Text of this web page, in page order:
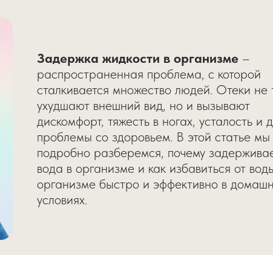
Задержка жидкости в организме –
распространенная проблема, с которой
сталкивается множество людей. Отеки не
ухудшают внешний вид, но и вызывают
дискомфорт, тяжесть в ногах, усталость и
проблемы со здоровьем. В этой статье мы
подробно разберемся, почему
вода в организме и как избавиться от
организме быстро и эффективно в
условиях.